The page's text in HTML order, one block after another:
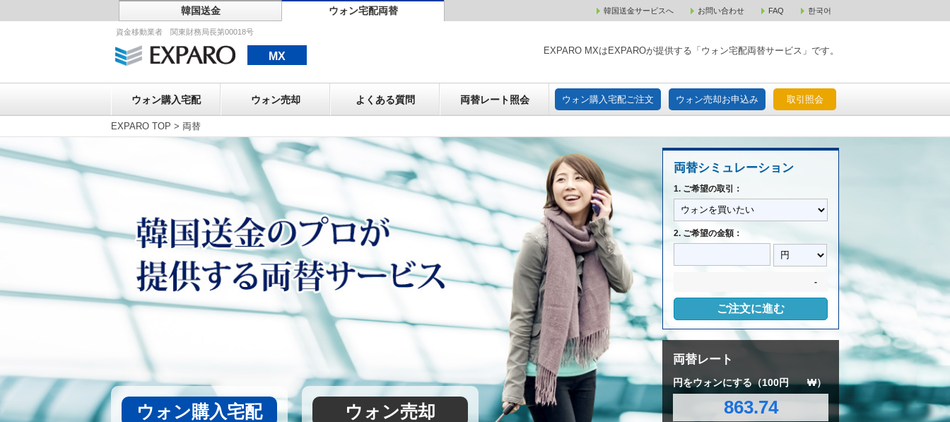
韓国送金 ウォン宅配両替 韓国送金サービスへ お問い合わせ FAQ 한국어
資金移動業者 関東財務局長第00018号
MX EXPARO MXはEXPAROが提供する「ウォン宅配両替サービス」です。
ウォン購入宅配 ウォン売却 よくある質問 両替レート照会 ウォン購入宅配ご注文 ウォン売却お申込み 取引照会
ウォン売却 ウォン購入宅配ご注文 ウォン売却お申込み 取引照会
EXPARO TOP > 両替
両替シミュレーション
1. ご希望の取引：
2. ご希望の金額：
-
ご注文に進む
両替レート
円をウォンにする（100円 ₩）
863.74
ウォン購入宅配 ウォン売却